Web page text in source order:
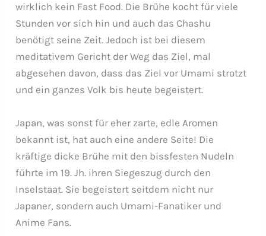
wirklich kein Fast Food. Die Brühe kocht für viele
Stunden vor sich hin und auch das Chashu
benötigt seine Zeit. Jedoch ist bei diesem
meditativem Gericht der Weg das Ziel, mal
abgesehen davon, dass das Ziel vor Umami strotzt
und ein ganzes Volk bis heute begeistert.
Japan, was sonst für eher zarte, edle Aromen
bekannt ist, hat auch eine andere Seite! Die
kräftige dicke Brühe mit den bissfesten Nudeln
führte im 19. Jh. ihren Siegeszug durch den
Inselstaat. Sie begeistert seitdem nicht nur
Japaner, sondern auch Umami-Fanatiker und
Anime Fans.